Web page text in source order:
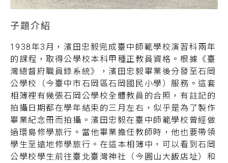
1938年3月，濱田忠毅完成臺中師範學校演習科兩年
的課程，取得公學校本科甲種正教員資格。根據《臺
灣總督府職員錄系統》，濱田忠毅畢業後分發至石岡
公學校（今臺中市石岡區石岡國民小學）服務。這套
相簿裡有幾張石岡公學校全體教員的合照，有註記的
拍攝日期都在學年結束的三月左右，似乎是為了製作
畢業紀念冊而拍攝。濱田忠毅在臺中師範學校曾經做
過環島修學旅行。當他畢業擔任教師時，他也要帶領
學生至遠地修學旅行。在這本相簿中，可以看到石岡
公學校學生前往臺北臺灣神社（今圓山大飯店址）和